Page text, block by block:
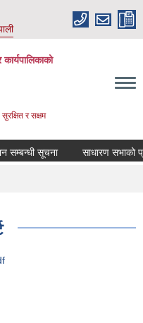
र सक्षम
सम्बन्धी सूचना साधारण सभाको